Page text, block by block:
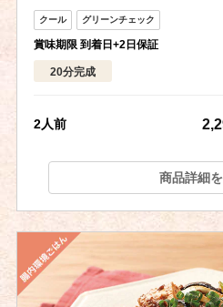
賞味期限 到着日+2日保証
20分完成
2人前
商品詳細